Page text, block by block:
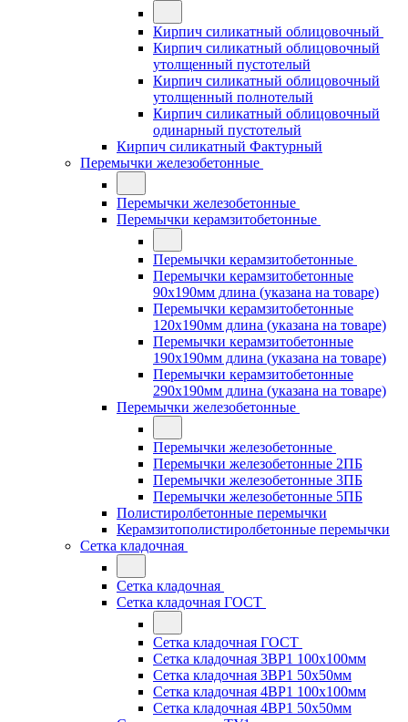
Кирпич силикатный облицовочный
Кирпич силикатный облицовочный
утолщенный пустотелый
Кирпич силикатный облицовочный
утолщенный полнотелый
Кирпич силикатный облицовочный
одинарный пустотелый
Кирпич силикатный Фактурный
Перемычки железобетонные
Перемычки железобетонные
Перемычки керамзитобетонные
Перемычки керамзитобетонные
Перемычки керамзитобетонные
90x190мм длина (указана на товаре)
Перемычки керамзитобетонные
120x190мм длина (указана на товаре)
Перемычки керамзитобетонные
190x190мм длина (указана на товаре)
Перемычки керамзитобетонные
290x190мм длина (указана на товаре)
Перемычки железобетонные
Перемычки железобетонные
Перемычки железобетонные 2ПБ
Перемычки железобетонные 3ПБ
Перемычки железобетонные 5ПБ
Полистиролбетонные перемычки
Керамзитополистиролбетонные перемычки
Сетка кладочная
Сетка кладочная
Сетка кладочная ГОСТ
Сетка кладочная ГОСТ
Сетка кладочная 3ВР1 100x100мм
Сетка кладочная 3ВР1 50x50мм
Сетка кладочная 4ВР1 100x100мм
Сетка кладочная 4ВР1 50x50мм